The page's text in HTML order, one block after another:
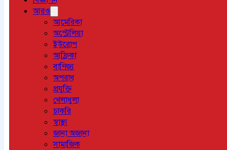
আরও
আমেরিকা
অস্ট্রেলিয়া
ইউরোপ
আফ্রিকা
বাণিজ্য
অপরাধ
প্রযুক্তি
খেলাধুলা
চাকরি
স্বাস্থ্য
জানা অজানা
সামাজিক